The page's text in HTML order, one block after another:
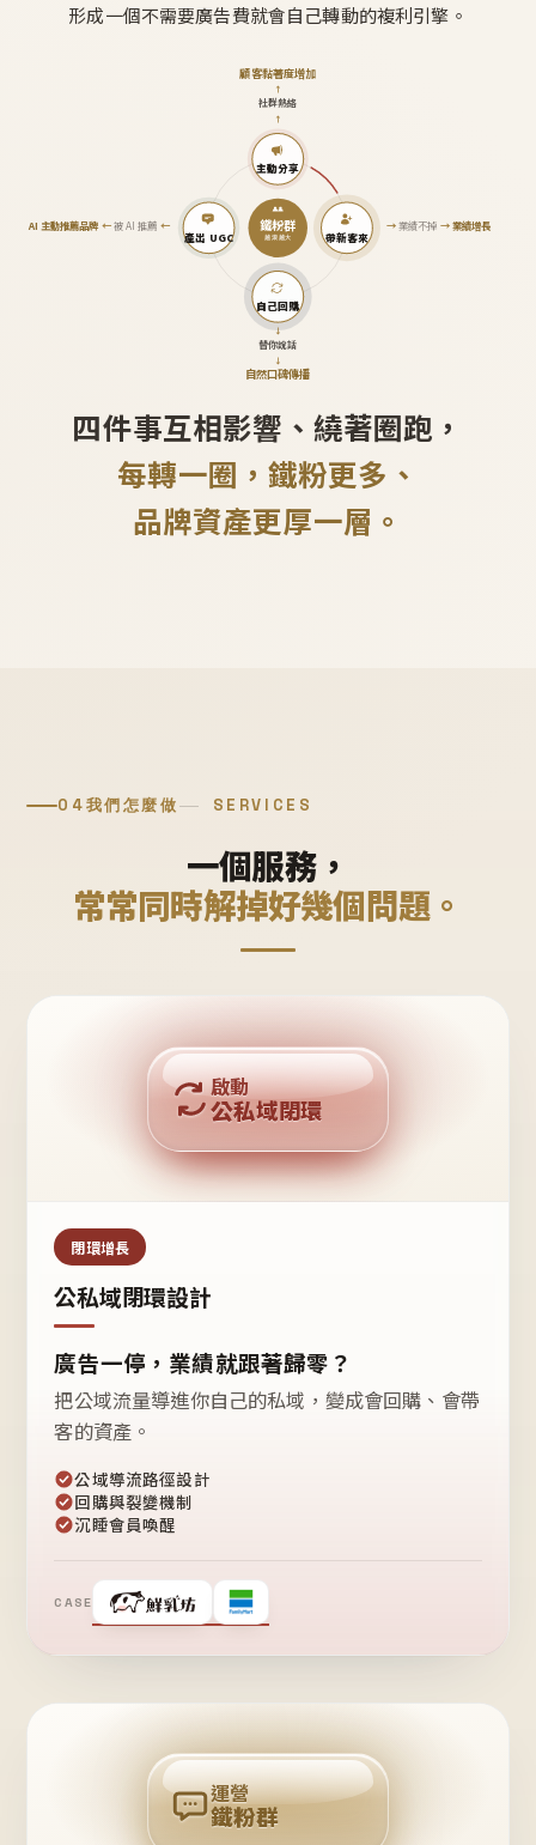
形成一個不需要廣告費就會自己轉動的複利引擎。
鐵粉群
越滾越大
主動分享
↑
社群熱絡
↑
顧客黏著度增加
帶新客來
→業績不掉 →業績增長
自己回購
↓
替你說話
↓
自然口碑傳播
產出 UGC
AI 主動推薦品牌←被 AI 推薦 ←
四件事互相影響、繞著圈跑，
每轉一圈，鐵粉更多、
品牌資產更厚一層。
04我們怎麼做 SERVICES
一個服務，
常常同時解掉好幾個問題。
公域流量
私域鐵粉
回購複利
啟動
公私域閉環
閉環增長
公私域閉環設計
廣告一停，業績就跟著歸零？
把公域流量導進你自己的私域，變成會回購、會帶
客的資產。
公域導流路徑設計
回購與裂變機制
沉睡會員喚醒
CASE
❤
粉
回
購
運營
鐵粉群